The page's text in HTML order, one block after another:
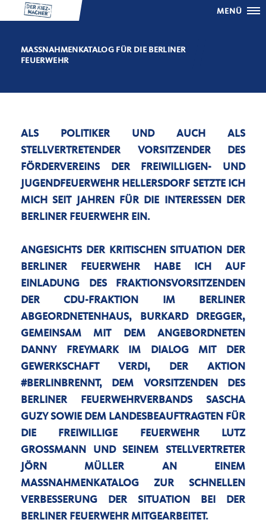
MENÜ
MASSNAHMENKATALOG FÜR DIE BERLINER F
EUERWEHR
ALS POLITIKER UND AUCH ALS
STELLVERTRETENDER VORSITZENDER DES
FÖRDERVEREINS DER FREIWILLIGEN- UND
JUGENDFEUERWEHR HELLERSDORF SETZTE ICH
MICH SEIT JAHREN FÜR DIE INTERESSEN DER
BERLINER FEUERWEHR EIN.
ANGESICHTS DER KRITISCHEN SITUATION DER
BERLINER FEUERWEHR HABE ICH AUF
EINLADUNG DES FRAKTIONSVORSITZENDEN
DER CDU-FRAKTION IM BERLINER
ABGEORDNETENHAUS, BURKARD DREGGER,
GEMEINSAM MIT DEM ANGEBORDNETEN
DANNY FREYMARK IM DIALOG MIT DER
GEWERKSCHAFT VERDI, DER AKTION
#BERLINBRENNT, DEM VORSITZENDEN DES
BERLINER FEUERWEHRVERBANDS SASCHA
GUZY SOWIE DEM LANDESBEAUFTRAGTEN FÜR
DIE FREIWILLIGE FEUERWEHR LUTZ
GROSSMANN UND SEINEM STELLVERTRETER J
ÖRN MÜLLER AN EINEM M
ASSNAHMENKATALOG ZUR SCHNELLEN VE
RBESSERUNG DER SITUATION BEI DER BE
RLINER FEUERWEHR MITGEARBEITET.